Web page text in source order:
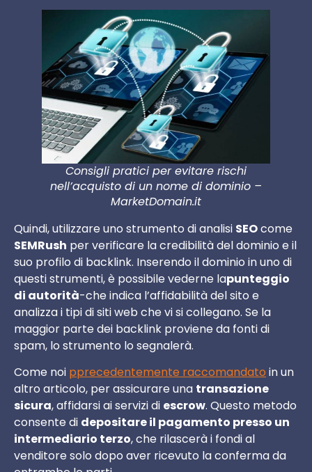
Consigli pratici per evitare rischi
nell’acquisto di un nome di dominio –
MarketDomain.it
Quindi, utilizzare uno strumento di analisi SEOcome
SEMRush per verificare la credibilità del dominio e il
suo profilo di backlink. Inserendo il dominio in uno di
questi strumenti, è possibile vederne lapunteggio
di autorità-che indica l’affidabilità del sito e
analizza i tipi di siti web che vi si collegano. Se la
maggior parte dei backlink proviene da fonti di
spam, lo strumento lo segnalerà.
Come noi pprecedentemente raccomandato in un
altro articolo, per assicurare una transazione
sicura, affidarsi ai servizi di escrow. Questo metodo
consente di depositare il pagamento presso un
intermediario terzo, che rilascerà i fondi al
venditore solo dopo aver ricevuto la conferma da